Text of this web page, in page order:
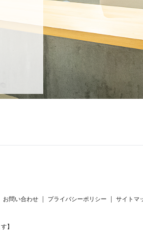
お問い合わせ プライバシーポリシー サイトマ
】